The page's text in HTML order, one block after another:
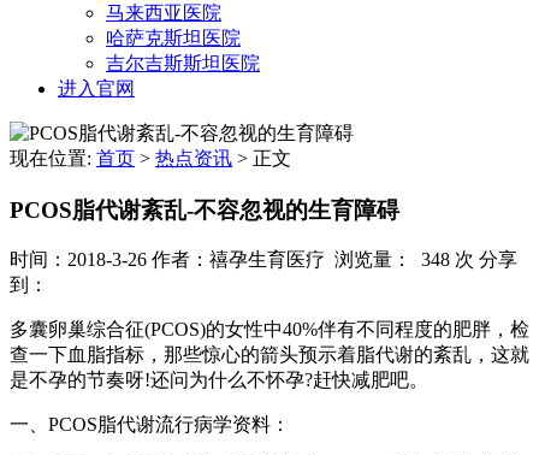
马来西亚医院
哈萨克斯坦医院
吉尔吉斯斯坦医院
进入官网
现在位置: 首页 > 热点资讯 > 正文
PCOS脂代谢紊乱-不容忽视的生育障碍
时间：2018-3-26 作者：禧孕生育医疗 浏览量： 348 次 分享
到：
多囊卵巢综合征(PCOS)的女性中40%伴有不同程度的肥胖，检
查一下血脂指标，那些惊心的箭头预示着脂代谢的紊乱，这就
是不孕的节奏呀!还问为什么不怀孕?赶快减肥吧。
一、PCOS脂代谢流行病学资料：